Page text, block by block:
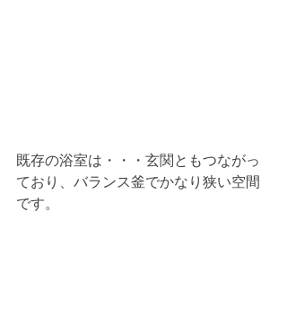
既存の浴室は・・・玄関ともつながっ
ており、バランス釜でかなり狭い空間
です。